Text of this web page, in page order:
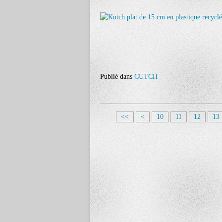
Publié dans CUTCH
<< < 10 11 12 13